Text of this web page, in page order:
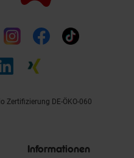
Zertifizierung DE-ÖKO-060
Informationen